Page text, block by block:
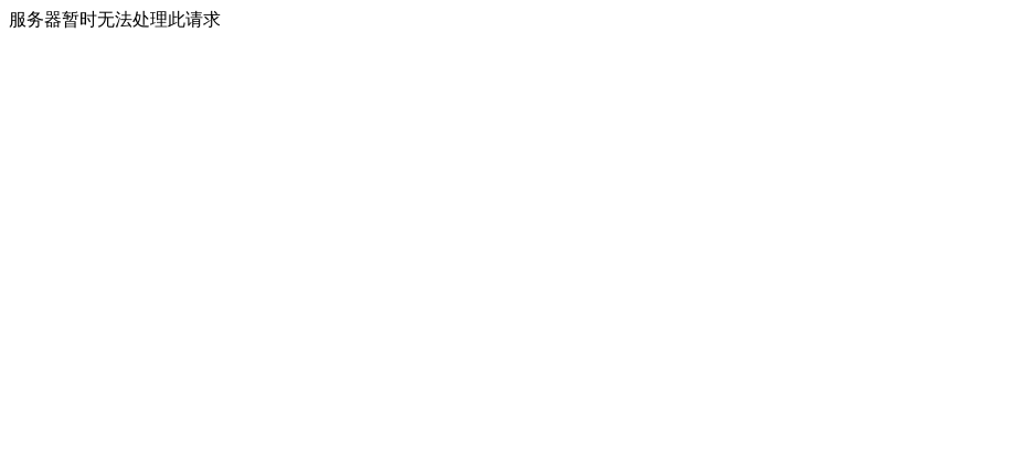
服务器暂时无法处理此请求